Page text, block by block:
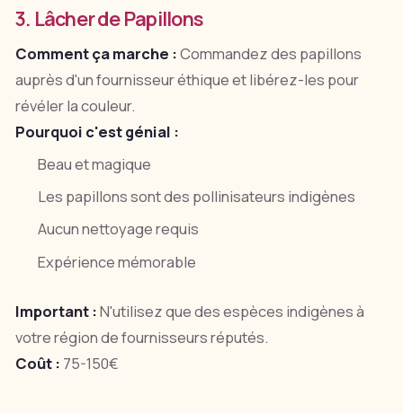
3. Lâcher de Papillons
Comment ça marche :Commandez des papillons
auprès d'un fournisseur éthique et libérez-les pour
révéler la couleur.
Pourquoi c'est génial :
Beau et magique
Les papillons sont des pollinisateurs indigènes
Aucun nettoyage requis
Expérience mémorable
Important :N'utilisez que des espèces indigènes à
votre région de fournisseurs réputés.
Coût : 75-150€